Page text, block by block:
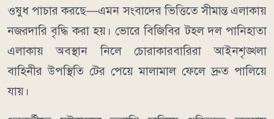
ওষুধ পাচার করছে—এমন সংবাদের ভিত্তিতে সীমান্ত এলাকায়
নজরদারি বৃদ্ধি করা হয়। ভোরে বিজিবির টহল দল পানিহাতা
এলাকায় অবস্থান নিলে চোরাকারবারিরা আইনশৃঙ্খলা
বাহিনীর উপস্থিতি টের পেয়ে মালামাল ফেলে দ্রুত পালিয়ে
যায়।